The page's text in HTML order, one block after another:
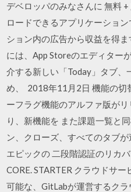
デベロッパのみなさんに 無料
ロードできるアプリケーショ
ション内の広告から収益を得
には、App Storeのエディター
介する新しい「Today」タブ、
め、 2018年11月2日 機能の切
ーフラグ機能のアルファ版が
り、新機能を また課題一覧と
ン、クローズ、すべてのタブが
エピックの 二段階認証のリカ
CORE. STARTER クラウドサ
可能な、GitLabが運営するク